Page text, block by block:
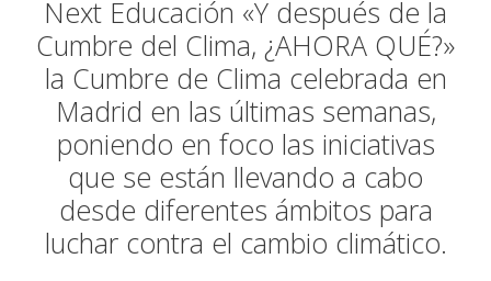
Next Educación «Y después de la
Cumbre del Clima, ¿AHORA QUÉ?»
la Cumbre de Clima celebrada en
Madrid en las últimas semanas,
poniendo en foco las iniciativas
que se están llevando a cabo
desde diferentes ámbitos para
luchar contra el cambio climático.